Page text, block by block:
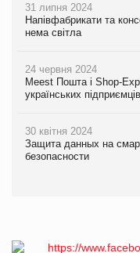
31 липня 2024
Напівфабрикати та
нема світла
24 червня 2024
Meest Пошта і Shop-
українських підприємців
30 квітня 2024
Защита данных на
безопасности